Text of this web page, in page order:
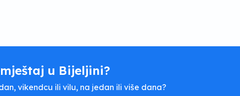
u Bijeljini?
vikendcu ili vilu, na jedan ili više dana?